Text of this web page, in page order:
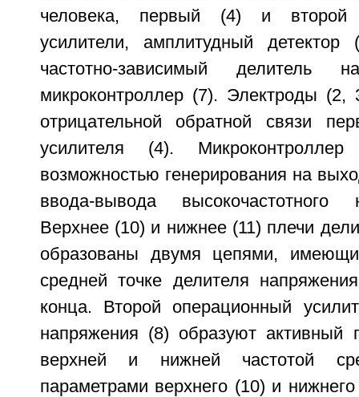
человека, первый (4) и второй
усилители, амплитудный детектор
частотно-зависимый
микроконтроллер (7). Электроды
отрицательной обратной связи
усилителя (4).
возможностью генерирования на
ввода-вывода высокочастотного
Верхнее (10) и нижнее (11) плечи
образованы двумя цепями,
средней точке делителя
конца. Второй операционный
напряжения (8) образуют активный
верхней и нижней частотой
параметрами верхнего (10) и